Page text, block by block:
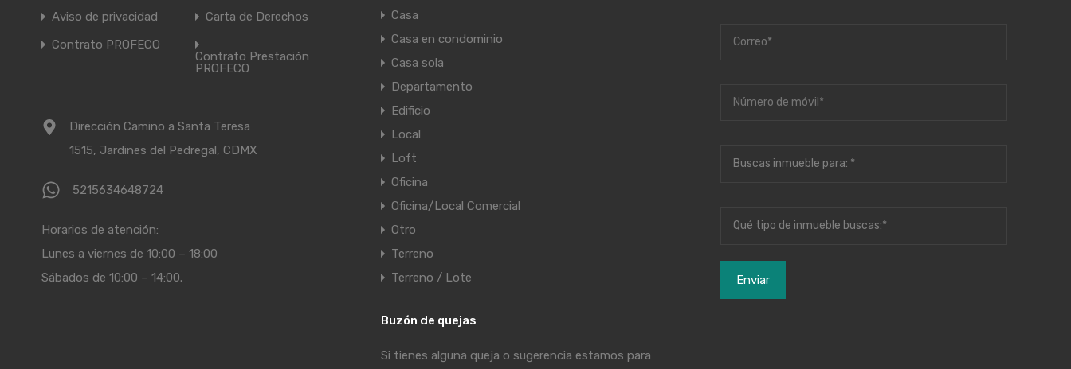
Aviso de privacidad
Carta de Derechos
Contrato PROFECO
Contrato Prestación
PROFECO
Dirección Camino a Santa Teresa
1515, Jardines del Pedregal, CDMX
5215634648724
Horarios de atención:
Lunes a viernes de 10:00 – 18:00
Sábados de 10:00 – 14:00.
Casa
Casa en condominio
Casa sola
Departamento
Edificio
Local
Loft
Oficina
Oficina/Local Comercial
Otro
Terreno
Terreno / Lote
Buzón de quejas
Si tienes alguna queja o sugerencia estamos para